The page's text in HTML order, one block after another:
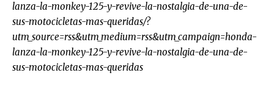
lanza-la-monkey-125-y-revive-la-nostalgia-de-una-de-
sus-motocicletas-mas-queridas/?
utm_source=rss&utm_medium=rss&utm_campaign=honda-
lanza-la-monkey-125-y-revive-la-nostalgia-de-una-de-
sus-motocicletas-mas-queridas